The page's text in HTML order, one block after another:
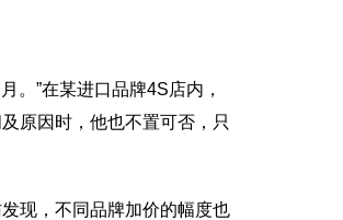
”在某进口品牌4S店内，
原因时，他也不置可否，只
现，不同品牌加价的幅度也